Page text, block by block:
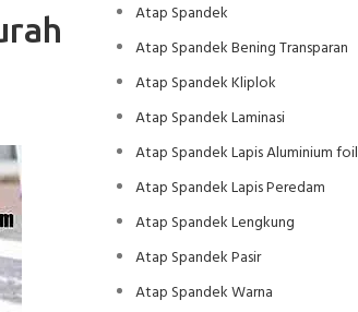
Atap Spandek
Atap Spandek Bening Transparan
Atap Spandek Kliplok
Atap Spandek Laminasi
Atap Spandek Lapis Aluminium foil
Atap Spandek Lapis Peredam
Atap Spandek Lengkung
Atap Spandek Pasir
Atap Spandek Warna